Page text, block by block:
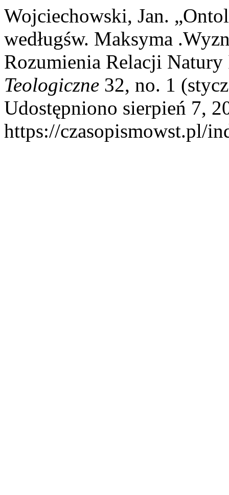
Wojciechowski, Jan.
wedługśw. Maksyma
Rozumienia Relacji Natury
Teologiczne 32, no. 1
Udostępniono sierpień 7,
https://czasopismowst.pl/